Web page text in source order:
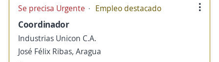
Se precisa Urgente Empleo destacado
Coordinador
Industrias Unicon C.A.
José Félix Ribas, Aragua